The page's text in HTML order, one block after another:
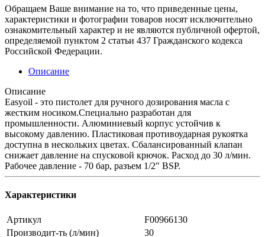
Обращаем Ваше внимание на то, что приведенные цены,
характеристики и фотографии товаров носят исключительно
ознакомительный характер и не являются публичной офертой,
определяемой пунктом 2 статьи 437 Гражданского кодекса
Российской Федерации.
Описание
Описание
Easyoil - это пистолет для ручного дозирования масла с
жестким носиком.Специально разработан для
промышленности. Алюминиевый корпус устойчив к
высокому давлению. Пластиковая противоударная рукоятка
доступна в нескольких цветах. Сбалансированный клапан
снижает давление на спусковой крючок. Расход до 30 л/мин.
Рабочее давление - 70 бар, разъем 1/2" BSP.
Характеристики
Артикул
F00966130
Производит-ть (л/мин)
30